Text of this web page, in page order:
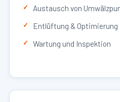
Austausch von
Entlüftung & Optimierung
Wartung und Inspektion